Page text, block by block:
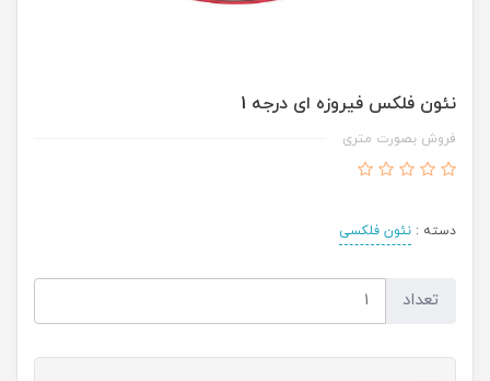
نئون فلکس فیروزه ای درجه 1
فروش بصورت متری
دسته : نئون فلکسی
تعداد